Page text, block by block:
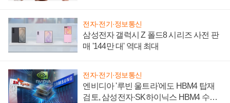
전자·전기·정보통신
삼성전자 갤럭시 Z 폴드8 시리즈 사전 판
매 '144만 대' 역대 최대
전자·전기·정보통신
엔비디아 '루빈 울트라'에도 HBM4 탑재
검토, 삼성전자·SK하이닉스 HBM4 수율